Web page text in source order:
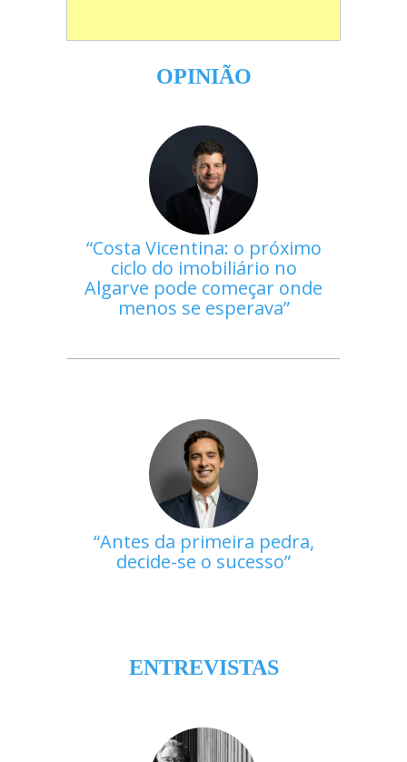
OPINIÃO
Costa Vicentina: o próximo
ciclo do imobiliário no
Algarve pode começar onde
menos se esperava
Antes da primeira pedra,
decide-se o sucesso
ENTREVISTAS